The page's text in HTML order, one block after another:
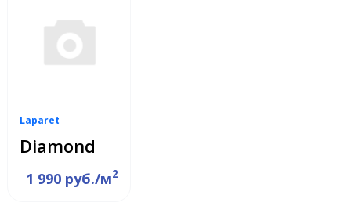
Laparet
Diamond
1 990 руб./м2